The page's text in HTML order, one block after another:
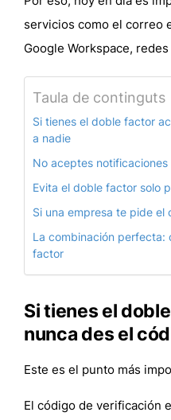
servicios como el correo
Google Workspace,
Taula de continguts
Si tienes el doble factor
a nadie
No aceptes
Evita el doble factor solo
Si una empresa te pide el
La combinación perfecta:
factor
Si tienes el
nunca des el
Este es el punto más
El código de verificación